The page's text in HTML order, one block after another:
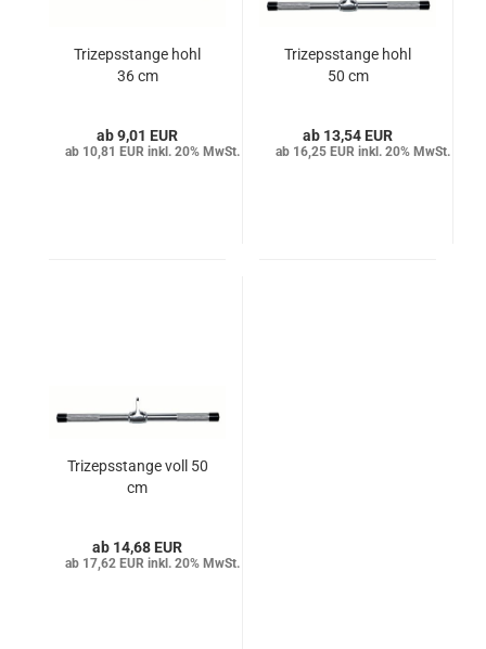
Trizepsstange hohl
36 cm
9,01 EUR
10,81 EUR inkl. 20% MwSt.
Trizepsstange hohl
50 cm
13,54 EUR
16,25 EUR inkl. 20% MwSt.
Trizepsstange voll 50
cm
14,68 EUR
17,62 EUR inkl. 20% MwSt.